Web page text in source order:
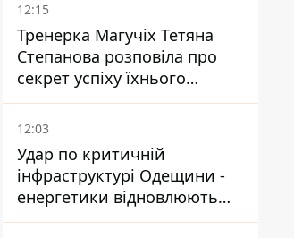
12:15
Тренерка Магучіх Тетяна
Степанова розповіла про
секрет успіху їхнього
тандему
12:03
Удар по критичній
інфраструктурі Одещини -
енергетики відновлюють
світло